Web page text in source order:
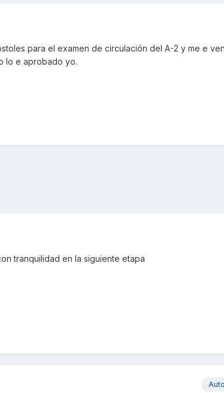
para el examen de circulación del A-2 y me e
lo e aprobado yo.
tranquilidad en la siguiente etapa